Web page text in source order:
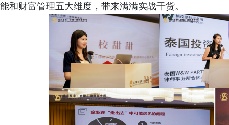
能和财富管理五大维度，带来满满实战干货。